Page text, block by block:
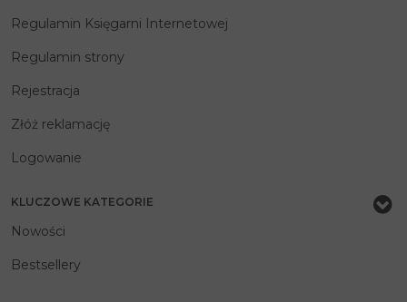
Regulamin Księgarni Internetowej
Regulamin strony
Rejestracja
Złóż reklamację
Logowanie
KLUCZOWE KATEGORIE
Nowości
Bestsellery